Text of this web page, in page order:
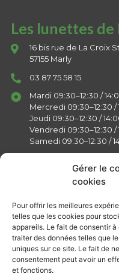
Gérer le
cookies
Pour offrir les meilleures
telles que les cookies pour
appareils. Le fait de consentir
traiter des données telles que
uniques sur ce site. Le fait de
consentement peut avoir un
et fonctions.
Les lunettes
16 bis rue de La Croix
57155 Marly
03 87 75 58 15
Mardi 09:30–12:30 /
Mercredi 09:30–12:30 /
Jeudi 09:30–12:30 /
Vendredi 09:30–12:30 /
Samedi 09:30–12:30 /
Liens
Actualités
Présentation
Services